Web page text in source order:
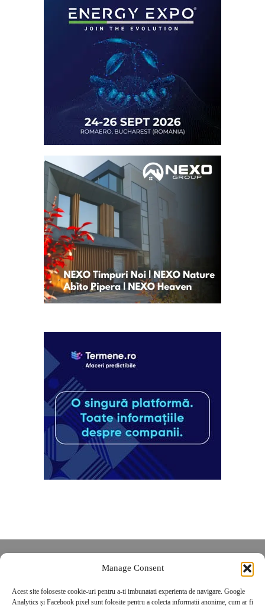
Manage Consent
Acest site foloseste cookie-uri pentru a-ti imbunatati experienta de navigare. Google
Analytics și Facebook pixel sunt folosite pentru a colecta informatii anonime, cum ar fi
POLITICĂ DE CONFIDENȚIALITATE